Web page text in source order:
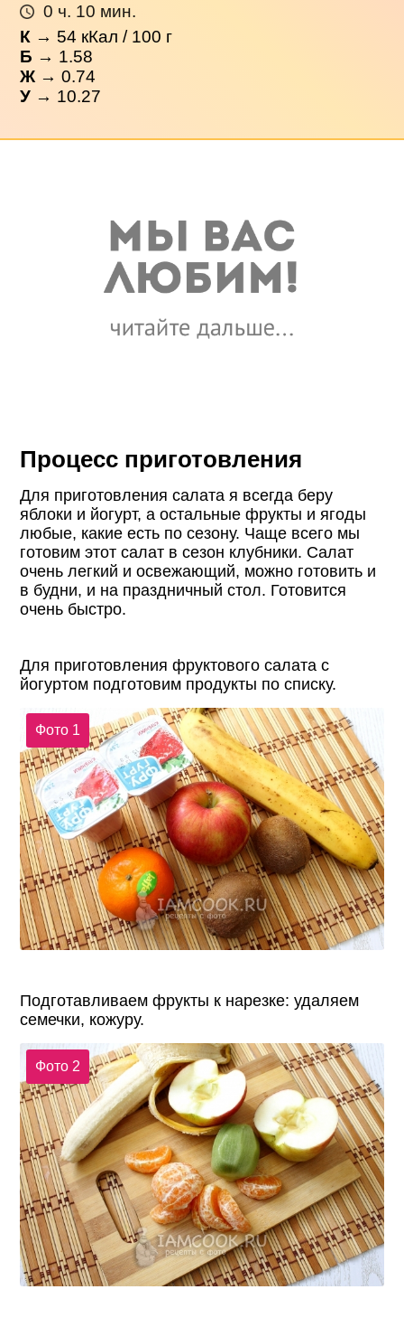
0 ч. 10 мин.
К → 54 кКал / 100 г
Б → 1.58
Ж → 0.74
У → 10.27
Процесс приготовления
Для приготовления салата я всегда беру
яблоки и йогурт, а остальные фрукты и ягоды
любые, какие есть по сезону. Чаще всего мы
готовим этот салат в сезон клубники. Салат
очень легкий и освежающий, можно готовить и
в будни, и на праздничный стол. Готовится
очень быстро.
Для приготовления фруктового салата с
йогуртом подготовим продукты по списку.
Фото 1
Подготавливаем фрукты к нарезке: удаляем
семечки, кожуру.
Фото 2